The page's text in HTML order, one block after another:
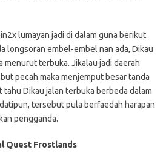
lumayan jadi di dalam guna berikut.
longsoran embel-embel nan ada, Dikau
menurut terbuka. Jikalau jadi daerah
pecah maka menjemput besar tanda
Dikau jalan terbuka berbeda dalam
tersebut pula berfaedah harapan
pengganda.
Quest Frostlands